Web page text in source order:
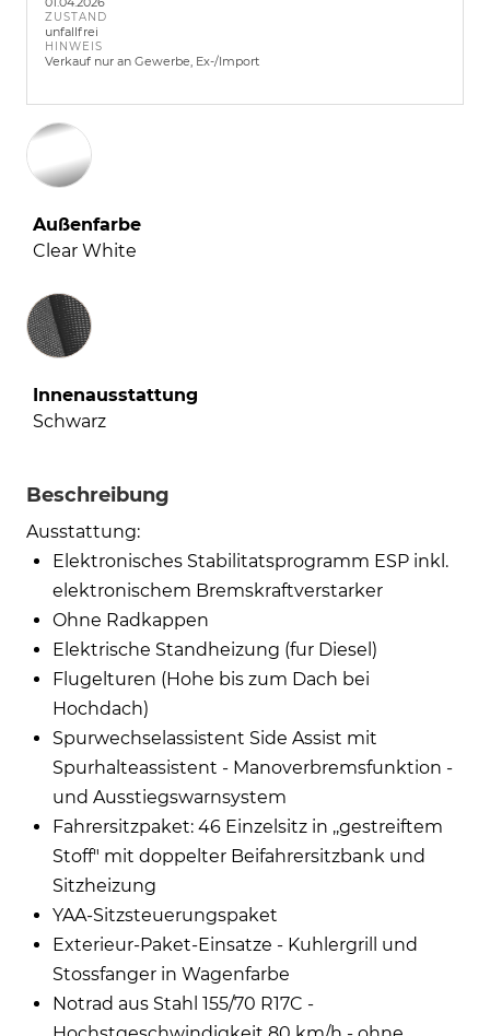
ZUSTAND
unfallfrei
HINWEIS
Verkauf nur an Gewerbe, Ex-/Import
Außenfarbe
Clear White
Innenausstattung
Innenausstattung
Schwarz
Beschreibung
Ausstattung:
Elektronisches Stabilitatsprogramm ESP inkl.
elektronischem Bremskraftverstarker
Ohne Radkappen
Elektrische Standheizung (fur Diesel)
Flugelturen (Hohe bis zum Dach bei
Hochdach)
Spurwechselassistent Side Assist mit
Spurhalteassistent - Manoverbremsfunktion -
und Ausstiegswarnsystem
Fahrersitzpaket: 46 Einzelsitz in ,,gestreiftem
Stoff" mit doppelter Beifahrersitzbank und
Sitzheizung
YAA-Sitzsteuerungspaket
Exterieur-Paket-Einsatze - Kuhlergrill und
Stossfanger in Wagenfarbe
Notrad aus Stahl 155/70 R17C -